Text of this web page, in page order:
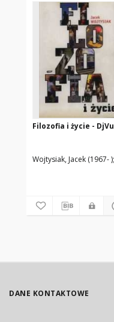
Filozofia i życie - DjVu
Wojtysiak, Jacek (1967- )
DANE KONTAKTOWE